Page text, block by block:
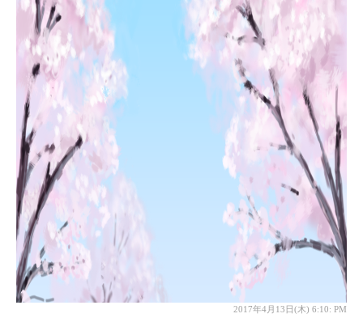
2017年4月13日(木) 6:10: PM